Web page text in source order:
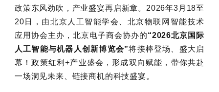
政策东风劲吹，产业盛宴再启新章。2026年3月18至
20日，由北京人工智能学会、北京物联网智能技术
应用协会主办，北京电子商会协办的“2026北京国际
人工智能与机器人创新博览会”将接棒登场、盛大启
幕！政策红利+产业盛会，形成双向赋能，带你共赴
一场洞见未来、链接商机的科技盛宴。